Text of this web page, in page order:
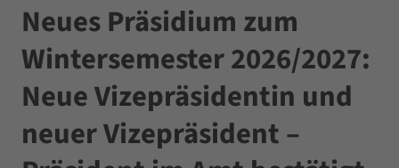
Neues Präsidium zum
Wintersemester 2026/2027:
Neue Vizepräsidentin und
neuer Vizepräsident –